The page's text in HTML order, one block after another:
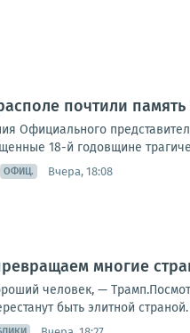
почтили память
Официального
18-й годовщине
ОФИЦ. Вчера, 18:08
многие
человек, —
быть элитной